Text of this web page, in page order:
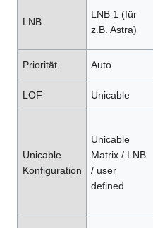
LNB
LNB 1 (für
z.B. Astra)
Priorität Auto
LOF Unicable
Unicable
Konfiguration
Unicable
Matrix / LNB
/ user
defined